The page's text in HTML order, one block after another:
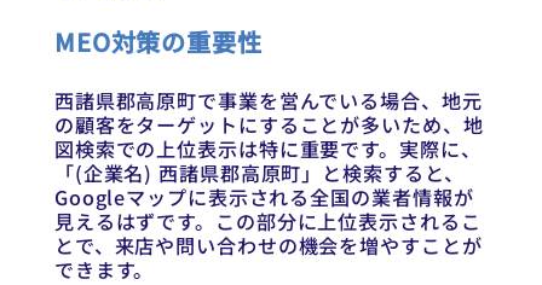
MEO対策の重要性
西諸県郡高原町で事業を営んでいる場合、地元
の顧客をターゲットにすることが多いため、地
図検索での上位表示は特に重要です。実際に、
「(企業名) 西諸県郡高原町」と検索すると、
Googleマップに表示される全国の業者情報が
見えるはずです。この部分に上位表示されるこ
とで、来店や問い合わせの機会を増やすことが
できます。